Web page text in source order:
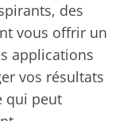
des
vous offrir un
applications
vos résultats
qui peut